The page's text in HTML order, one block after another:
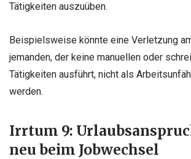
Tätigkeiten auszuüben.
Beispielsweise könnte eine Verletzung
jemanden, der keine manuellen oder
Tätigkeiten ausführt, nicht als
werden.
Irrtum 9:
neu beim Jobwechsel